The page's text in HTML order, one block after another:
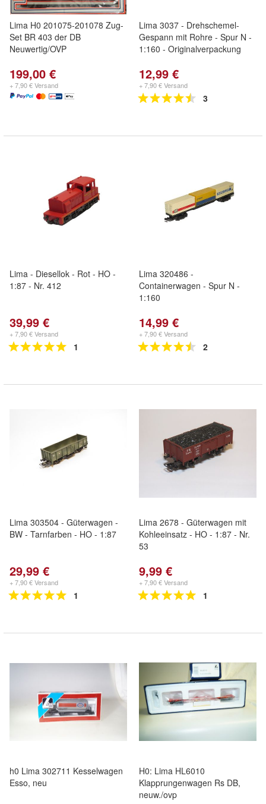
Lima H0 201075-201078 Zug-
Set BR 403 der DB
Neuwertig/OVP
199,00 €
+ 7,90 € Versand
Lima 3037 - Drehschemel-
Gespann mit Rohre - Spur N -
1:160 - Originalverpackung
12,99 €
+ 7,90 € Versand
3
Lima - Diesellok - Rot - HO -
1:87 - Nr. 412
39,99 €
+ 7,90 € Versand
1
Lima 320486 -
Containerwagen - Spur N -
1:160
14,99 €
+ 7,90 € Versand
2
Lima 303504 - Güterwagen -
BW - Tarnfarben - HO - 1:87
29,99 €
+ 7,90 € Versand
1
Lima 2678 - Güterwagen mit
Kohleeinsatz - HO - 1:87 - Nr.
53
9,99 €
+ 7,90 € Versand
1
h0 Lima 302711 Kesselwagen
Esso, neu
H0: Lima HL6010
Klapprungenwagen Rs DB,
neuw./ovp